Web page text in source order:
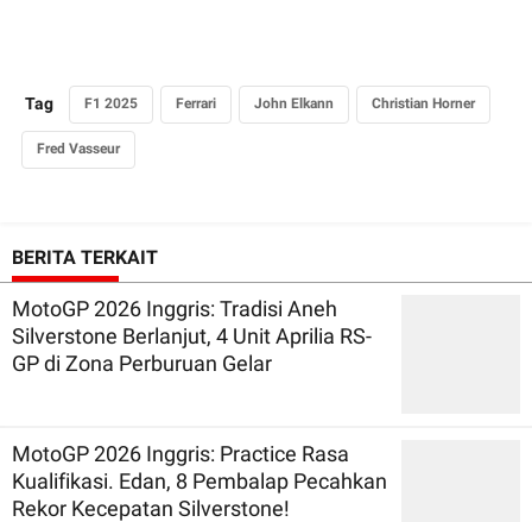
Tag F1 2025 Ferrari John Elkann Christian Horner
Fred Vasseur
BERITA TERKAIT
MotoGP 2026 Inggris: Tradisi Aneh
Silverstone Berlanjut, 4 Unit Aprilia RS-
GP di Zona Perburuan Gelar
MotoGP 2026 Inggris: Practice Rasa
Kualifikasi. Edan, 8 Pembalap Pecahkan
Rekor Kecepatan Silverstone!